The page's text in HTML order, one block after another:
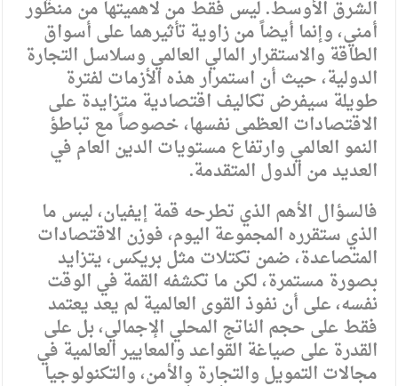
الشرق الأوسط. ليس فقط من لاهميتها من منظور
أمني، وإنما أيضاً من زاوية تأثيرهما على أسواق
الطاقة والاستقرار المالي العالمي وسلاسل التجارة
الدولية، حيث أن استمرار هذه الأزمات لفترة
طويلة سيفرض تكاليف اقتصادية متزايدة على
الاقتصادات العظمى نفسها، خصوصاً مع تباطؤ
النمو العالمي وارتفاع مستويات الدين العام في
العديد من الدول المتقدمة.
فالسؤال الأهم الذي تطرحه قمة إيفيان، ليس ما
الذي ستقرره المجموعة اليوم، فوزن الاقتصادات
المتصاعدة، ضمن تكتلات مثل بريكس، يتزايد
بصورة مستمرة، لكن ما تكشفه القمة في الوقت
نفسه، على أن نفوذ القوى العالمية لم يعد يعتمد
فقط على حجم الناتج المحلي الإجمالي، بل على
القدرة على صياغة القواعد والمعايير العالمية في
مجالات التمويل والتجارة والأمن، والتكنولوجيا